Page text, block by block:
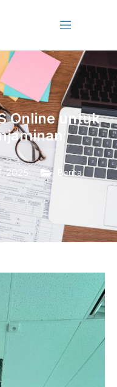
Online untuk
2025 Berita